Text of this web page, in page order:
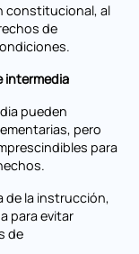
constitucional, al
de
intermedia
pueden
pero
para
de la instrucción,
para evitar
de